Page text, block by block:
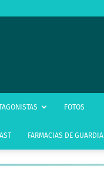
FOTOS
FARMACIAS DE GUARDIA